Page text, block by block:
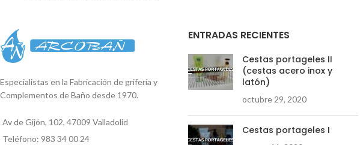
otros olores que son atractivos para los
insectos y de esta forma el insecto no se
sin dejar residuo, alargando la vida del
difusor.Aroma más puro e intenso. Se
esencia por depósito de 120 ml de agua.
absorbe el perfume en su interior
hogar
Especialistas en la Fabricación de grifería y
Complementos de Baño desde 1970.
Av de Gijón, 102, 47009 Valladolid
Teléfono: 983 34 00 24
ENTRADAS RECIENTES
Cestas portageles II
(cestas acero inox y
latón)
octubre 29, 2020
Cestas portageles I